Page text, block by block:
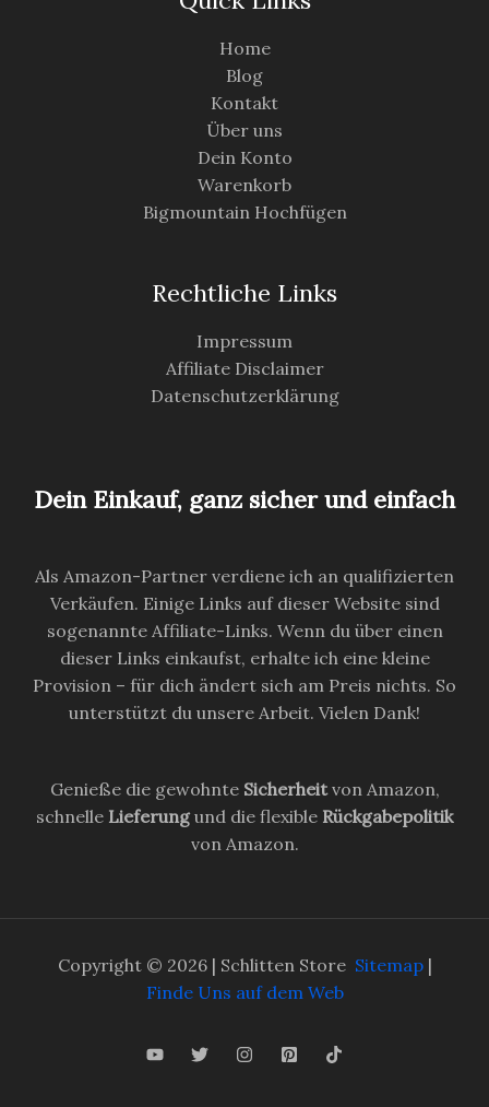
Home
Blog
Kontakt
Über uns
Dein Konto
Warenkorb
Bigmountain Hochfügen
Rechtliche Links
Impressum
Affiliate Disclaimer
Datenschutzerklärung
Dein Einkauf, ganz sicher und einfach
Als Amazon-Partner verdiene ich an qualifizierten
Verkäufen. Einige Links auf dieser Website sind
sogenannte Affiliate-Links. Wenn du über einen
dieser Links einkaufst, erhalte ich eine kleine
Provision – für dich ändert sich am Preis nichts. So
unterstützt du unsere Arbeit. Vielen Dank!
Genieße die gewohnte Sicherheitvon Amazon,
schnelle Lieferungund die flexible Rückgabepolitik
von Amazon.
Copyright © 2026 | Schlitten Store Sitemap|
Finde Uns auf dem Web